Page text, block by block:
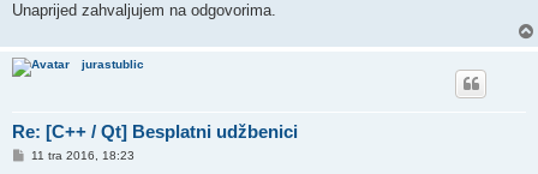
Unaprijed zahvaljujem na odgovorima.
jurastublic
Re: [C++ / Qt] Besplatni udžbenici
P11 tra 2016, 18:23